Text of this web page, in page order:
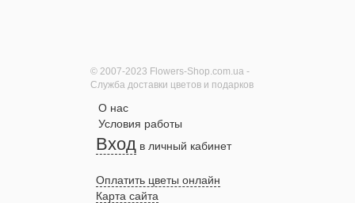
Купить
Разноцветные
альстромерии
поштучно
© 2007-2023 Flowers-Shop.com.ua -
Служба доставки цветов и подарков
О нас
Условия работы
Вход в личный кабинет
Оплатить цветы онлайн
Карта сайта